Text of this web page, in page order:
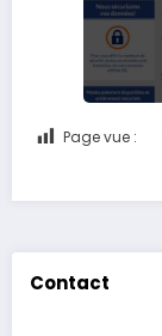
Page vue :
Contact